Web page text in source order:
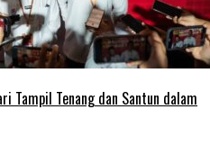
Tampil Tenang dan Santun dalam